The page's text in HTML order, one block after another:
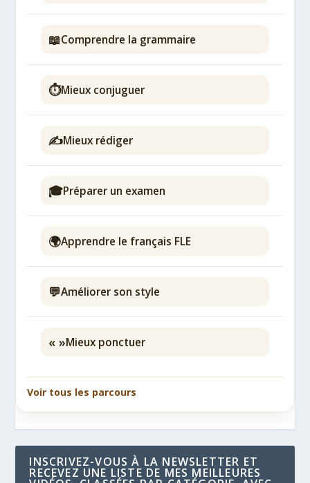
📖Comprendre la grammaire
⏱️Mieux conjuguer
✍️Mieux rédiger
🎓Préparer un examen
🌍Apprendre le français FLE
💬Améliorer son style
« »Mieux ponctuer
Voir tous les parcours
INSCRIVEZ-VOUS À LA NEWSLETTER ET
RECEVEZ UNE LISTE DE MES MEILLEURES